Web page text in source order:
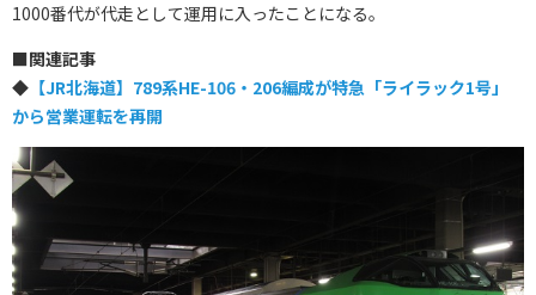
1000番代が代走として運用に入ったことになる。
■関連記事
◆ 【JR北海道】789系HE-106・206編成が特急「ライラック1号」
から営業運転を再開